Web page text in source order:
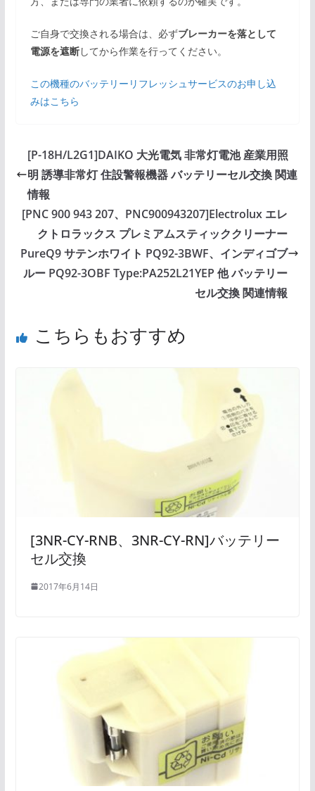
ご自身で交換される場合は、必ずブレーカーを落として
電源を遮断してから作業を行ってください。
この機種のバッテリーリフレッシュサービスのお申し込
みはこちら
[P-18H/L2G1]DAIKO 大光電気 非常灯電池 産業用照
明 誘導非常灯 住設警報機器 バッテリーセル交換 関連
情報
[PNC 900 943 207、PNC900943207]Electrolux エレ
クトロラックス プレミアムスティッククリーナー
PureQ9 サテンホワイト PQ92-3BWF、インディゴブ
ルー PQ92-3OBF Type:PA252L21YEP 他 バッテリー
セル交換 関連情報
こちらもおすすめ
[3NR-CY-RNB、3NR-CY-RN]バッテリー
セル交換
2017年6月14日